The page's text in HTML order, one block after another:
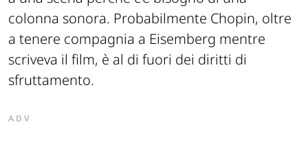
colonna sonora. Probabilmente Chopin, oltre
a tenere compagnia a Eisemberg mentre
scriveva il film, è al di fuori dei diritti di
sfruttamento.
ADV